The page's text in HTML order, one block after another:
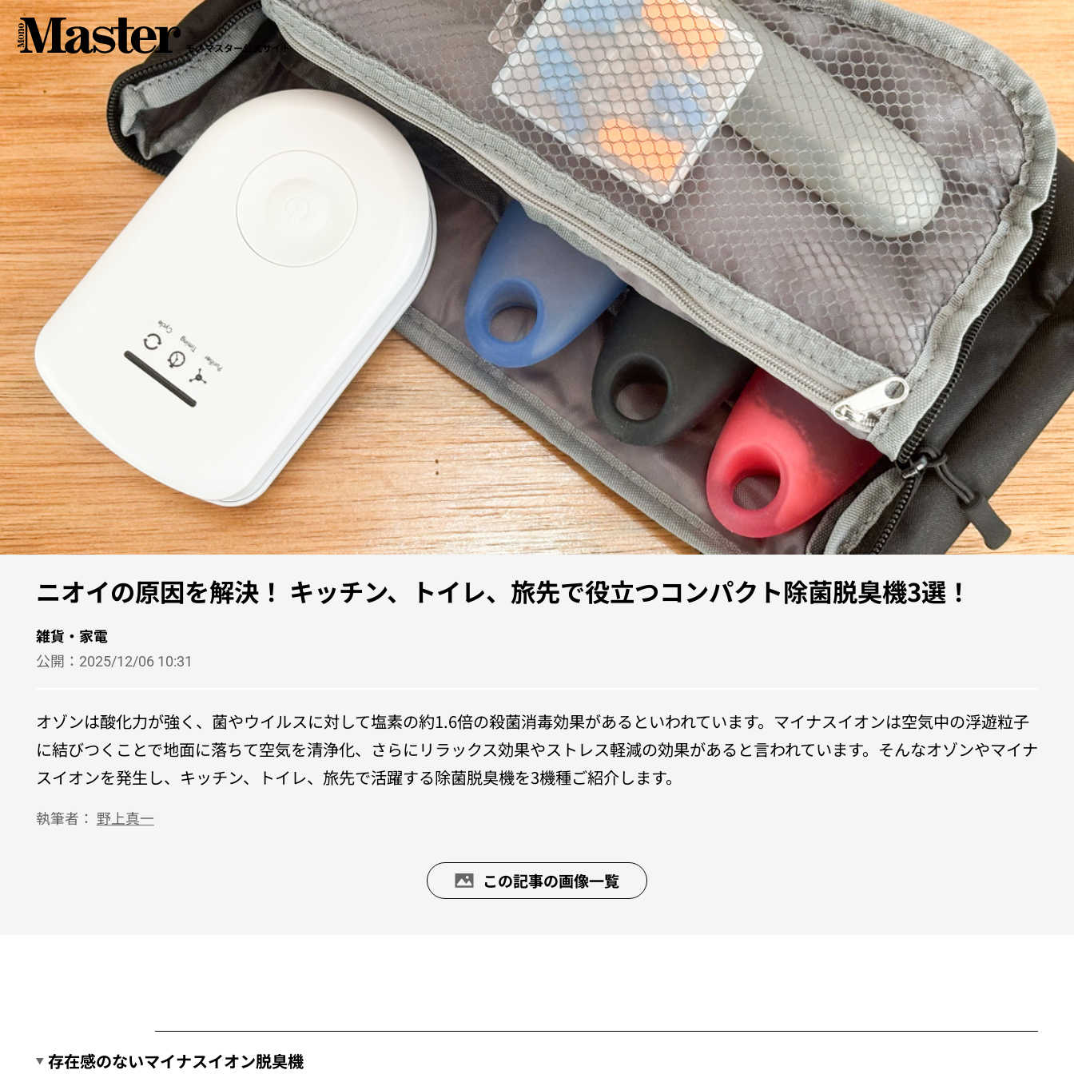
モノマスター公式サイト
ニオイの原因を解決！ キッチン、トイレ、旅先で役立つコンパクト除菌脱臭機3選！
雑貨・家電
公開： 2025/12/06 10:31
オゾンは酸化力が強く、菌やウイルスに対して塩素の約1.6倍の殺菌消毒効果があるといわれています。マイナスイオンは空気中の浮遊粒子
に結びつくことで地面に落ちて空気を清浄化、さらにリラックス効果やストレス軽減の効果があると言われています。そんなオゾンやマイナ
スイオンを発生し、キッチン、トイレ、旅先で活躍する除菌脱臭機を3機種ご紹介します。
執筆者： 野上真一
この記事の画像一覧
存在感のないマイナスイオン脱臭機